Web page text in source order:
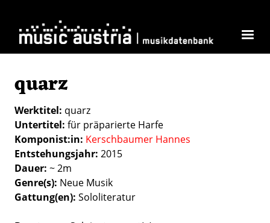
quarz
Werktitel quarz
Untertitel für präparierte Harfe
Komponist:in Kerschbaumer Hannes
Entstehungsjahr 2015
Dauer ~ 2m
Genre(s) Neue Musik
Gattung(en) Sololiteratur